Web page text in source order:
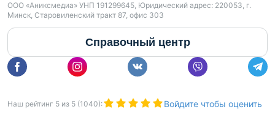
ООО «Аниксмедиа» УНП 191299645, Юридический адрес: 220053, г.
Минск, Старовиленский тракт 87, офис 303
Справочный центр
Наш рейтинг 5 из 5 (1040): Войдите чтобы оценить